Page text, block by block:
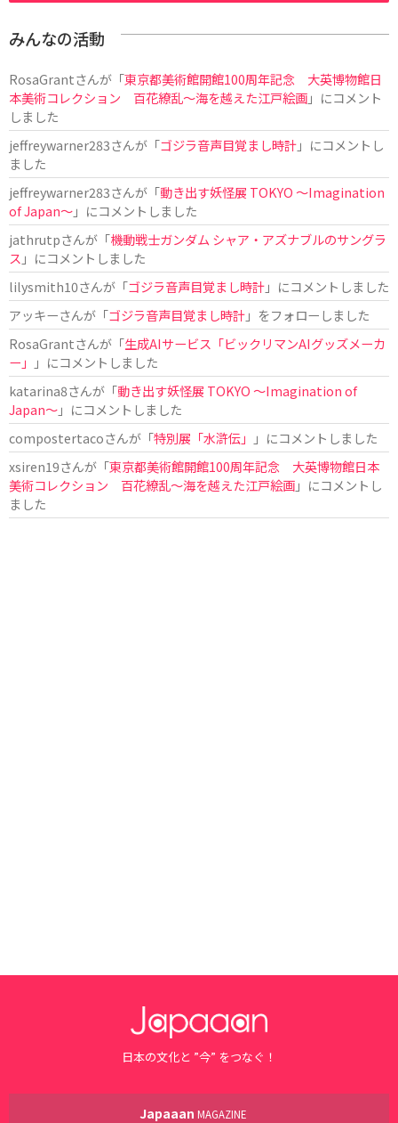
みんなの活動
RosaGrantさんが「東京都美術館開館100周年記念 大英博物館日
本美術コレクション 百花繚乱～海を越えた江戸絵画」にコメント
しました
jeffreywarner283さんが「ゴジラ音声目覚まし時計」にコメントし
ました
jeffreywarner283さんが「動き出す妖怪展 TOKYO 〜Imagination
of Japan〜」にコメントしました
jathrutpさんが「機動戦士ガンダム シャア・アズナブルのサングラ
ス 」にコメントしました
lilysmith10さんが「ゴジラ音声目覚まし時計」にコメントしました
アッキーさんが「ゴジラ音声目覚まし時計」をフォローしました
RosaGrantさんが「生成AIサービス「ビックリマンAIグッズメーカ
ー」
」にコメントしました
katarina8さんが「動き出す妖怪展 TOKYO 〜Imagination of
Japan〜」にコメントしました
compostertacoさんが「特別展「水滸伝」
」にコメントしました
xsiren19さんが「東京都美術館開館100周年記念 大英博物館日本
美術コレクション 百花繚乱～海を越えた江戸絵画」にコメントし
ました
日本の文化と ”今” をつなぐ！
Japaaan MAGAZINE